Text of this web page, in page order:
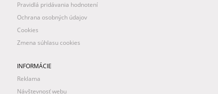
Pravidlá pridávania hodnotení
Ochrana osobných údajov
Cookies
Zmena súhlasu cookies
INFORMÁCIE
Reklama
Návštevnosť webu